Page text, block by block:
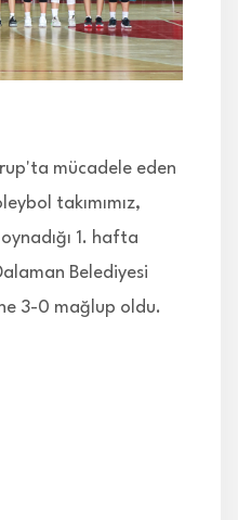
mücadele eden
takımımız,
1. hafta
Belediyesi
3-0 mağlup oldu.